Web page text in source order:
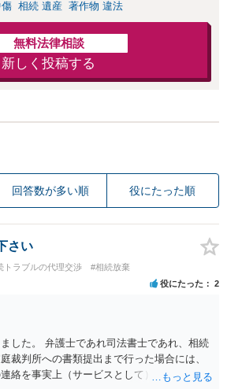
相続 遺産 著作物 違法
無料法律相談
新しく投稿する
回答数が多い順 役にたった順
さい
トラブルの代理交渉 #相続放棄
役にたった 2
した。 弁護士であれ司法書士であれ、相続
裁判所への書類提出まで行った場合には、
絡を事実上（サービスとして）行うことは